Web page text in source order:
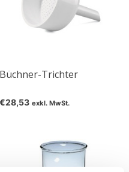
Büchner-Trichter
€28,53 exkl. MwSt.